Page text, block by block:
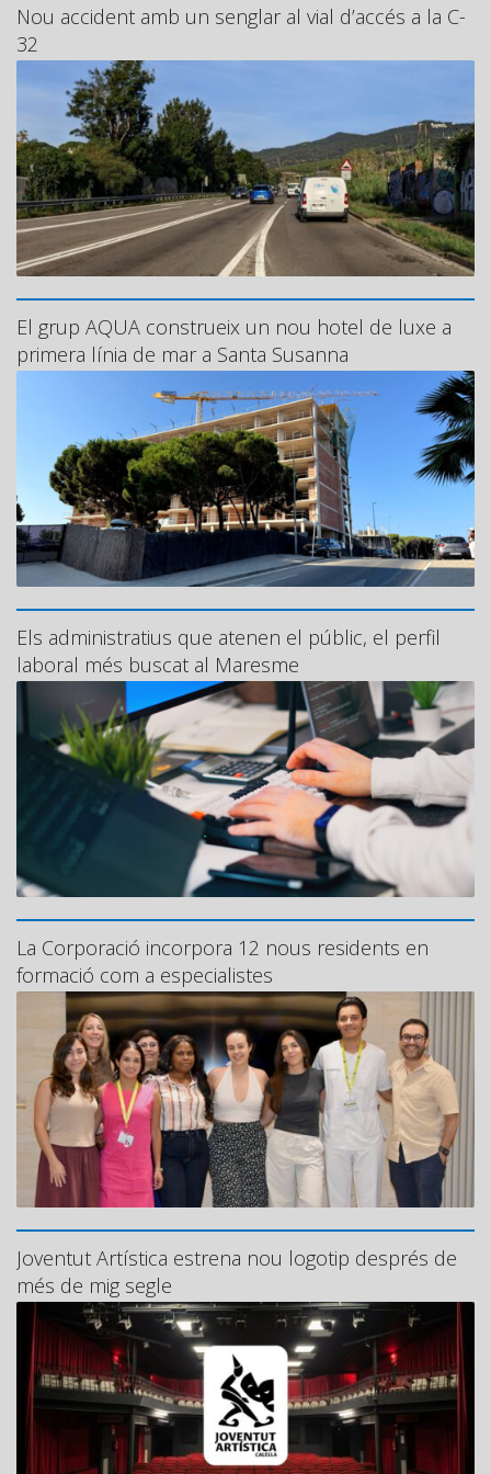
Nou accident amb un senglar al vial d’accés a la C-
32
El grup AQUA construeix un nou hotel de luxe a
primera línia de mar a Santa Susanna
Els administratius que atenen el públic, el perfil
laboral més buscat al Maresme
La Corporació incorpora 12 nous residents en
formació com a especialistes
Joventut Artística estrena nou logotip després de
més de mig segle